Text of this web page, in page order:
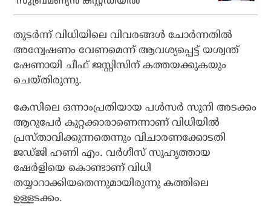
തുടര്‍ന്ന് വിധിയിലെ വിവരങ്ങള്‍ ചോര്‍ന്നതില്‍
അന്വേഷണം വേണമെന്ന് ആവശ്യപ്പെട്ട് യശ്വന്ത്
ഷേണായി ചീഫ് ജസ്റ്റിസിന് കത്തയക്കുകയും
ചെയ്തിരുന്നു.
കേസിലെ ഒന്നാംപ്രതിയായ പള്‍സര്‍ സുനി അടക്കം
ആറുപേര്‍ കുറ്റക്കാരാണെന്നാണ് വിധിയില്‍
പ്രസ്താവിക്കുന്നതെന്നും വിചാരണക്കോടതി
ജഡ്ജി ഹണി എം. വര്‍ഗീസ് സുഹൃത്തായ
ഷേര്‍ളിയെ കൊണ്ടാണ് വിധി
തയ്യാറാക്കിയതെന്നുമായിരുന്നു കത്തിലെ
ഉള്ളടക്കം.